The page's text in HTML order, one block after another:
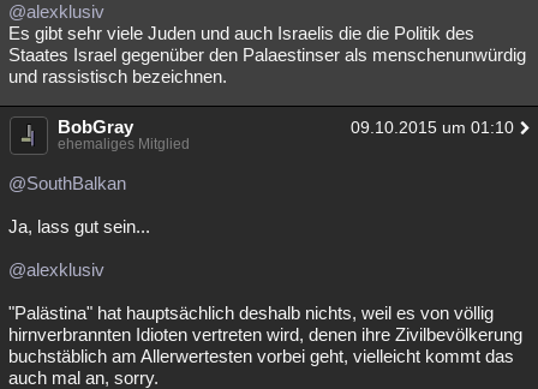
@alexklusiv
Es gibt sehr viele Juden und auch Israelis die die Politik des
Staates Israel gegenüber den Palaestinser als menschenunwürdig
und rassistisch bezeichnen.
BobGray 09.10.2015 um 01:10
ehemaliges Mitglied
@SouthBalkan
Ja, lass gut sein...
@alexklusiv
"Palästina" hat hauptsächlich deshalb nichts, weil es von völlig
hirnverbrannten Idioten vertreten wird, denen ihre Zivilbevölkerung
buchstäblich am Allerwertesten vorbei geht, vielleicht kommt das
auch mal an, sorry.